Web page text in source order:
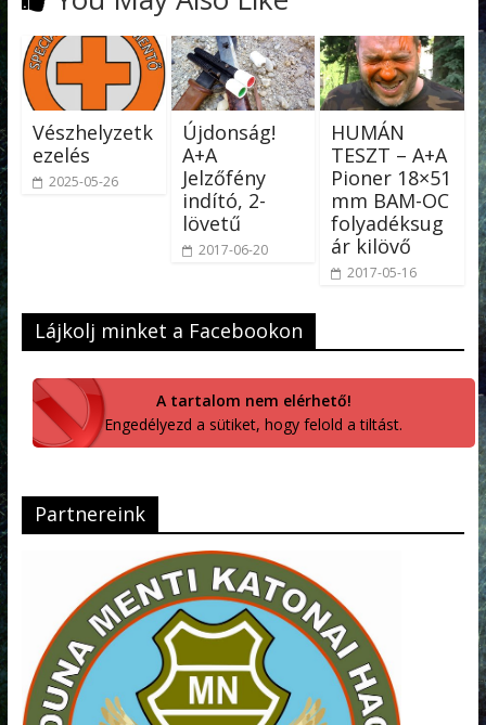
Vészhelyzetk
ezelés
2025-05-26
Újdonság!
A+A
Jelzőfény
indító, 2-
lövetű
2017-06-20
HUMÁN
TESZT – A+A
Pioner 18×51
mm BAM-OC
folyadéksug
ár kilövő
2017-05-16
Lájkolj minket a Facebookon
A tartalom nem elérhető!
Engedélyezd a sütiket, hogy felold a tiltást.
Partnereink